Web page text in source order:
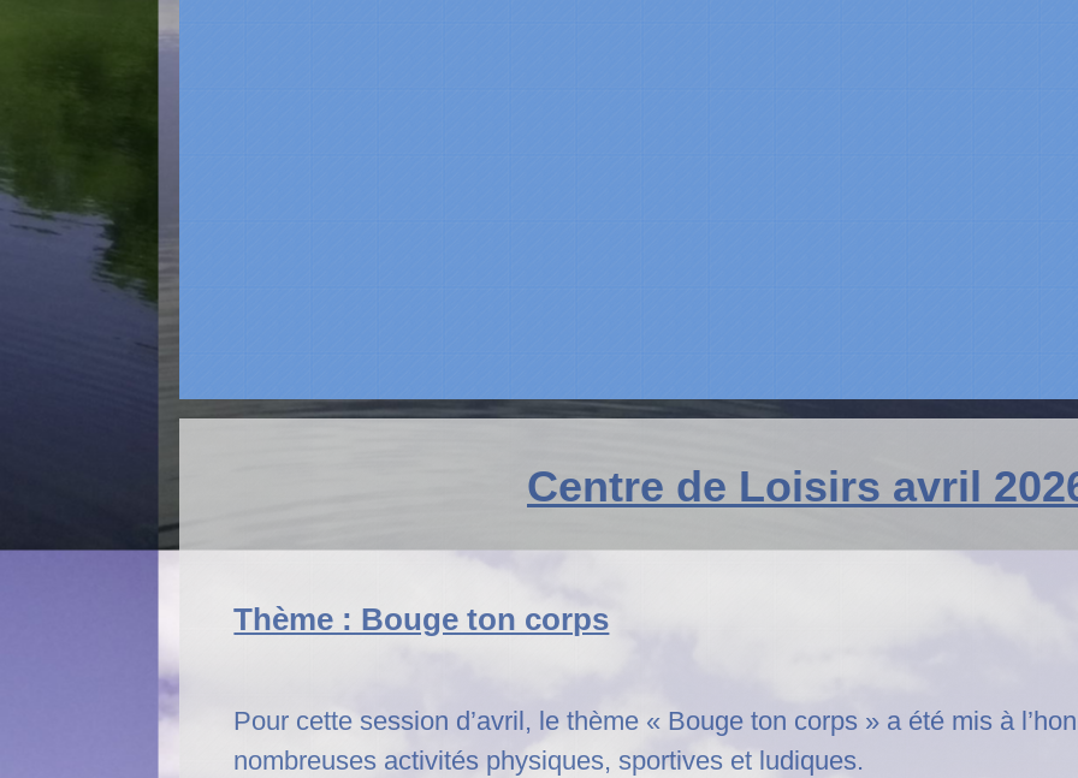
Centre de Loisirs avril
Thème : Bouge ton corps
Pour cette session d’avril, le thème « Bouge ton corps » a été mis à
nombreuses activités physiques, sportives et ludiques.